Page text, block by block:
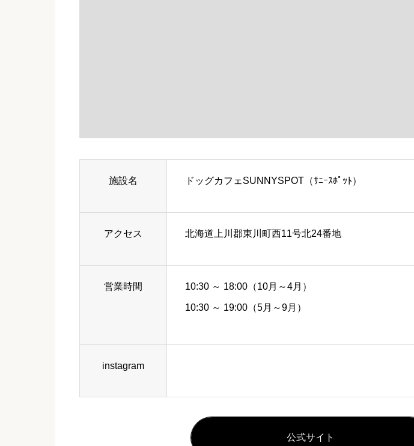
施設名 ドッグカフェSUNNYSPOT（ｻﾆｰｽﾎﾟｯﾄ）
アクセス 北海道上川郡東川町西11号北24番地
営業時間 10:30 ～ 18:00（10月～4月）
10:30 ～ 19:00（5月～9月）
instagram
公式サイト